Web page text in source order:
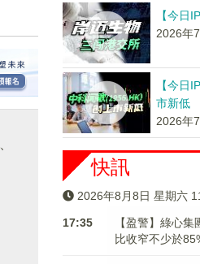
【今日
2026年
【今日
市新低
2026年
快訊
2026年8月8日 星期六
17:35
【盈警】綠心
比收窄不少於